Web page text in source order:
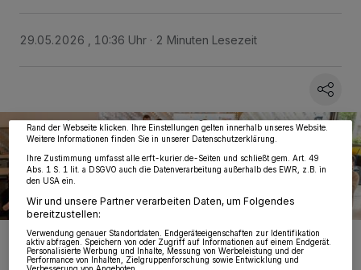
29.05.2026 , 10:36 Uhr 2 Minuten Lesezeit
Elf Schulteams aus dem Rhein-Kreis sowie aus Schwalmtal,
Eschweiler und Düsseldorf trafen sich zum Roboterwettbewerb auf
lokaler Ebene.
Wir und unsere 218-Partner speichern und greifen auf personenbezogene Daten
wie Browserdaten oder eindeutige Kennungen auf Ihrem Gerät zu. Durch Auswahl
möglicherweise nicht mehr so relevant für Sie. Sie können dieses Menü jederzeit
widerrufen, indem Sie auf den Link Einstellungen oder Ablehnen am unteren
Rand der Webseite klicken. Ihre Einstellungen gelten innerhalb unseres Website.
Weitere Informationen finden Sie in unserer Datenschutzerklärung.
Ihre Zustimmung umfasst alle erft-kurier.de-Seiten und schließt gem. Art. 49
Abs. 1 S. 1 lit. a DSGVO auch die Datenverarbeitung außerhalb des EWR, z.B. in
den USA ein.
Wir und unsere Partner verarbeiten Daten, um Folgendes
bereitzustellen:
Verwendung genauer Standortdaten. Endgeräteeigenschaften zur Identifikation
aktiv abfragen. Speichern von oder Zugriff auf Informationen auf einem Endgerät.
Personalisierte Werbung und Inhalte, Messung von Werbeleistung und der
Performance von Inhalten, Zielgruppenforschung sowie Entwicklung und